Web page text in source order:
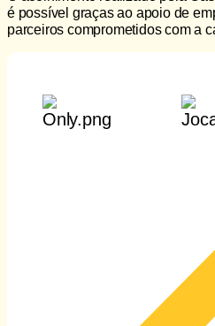
é possível graças ao apoio de
parceiros comprometidos com a